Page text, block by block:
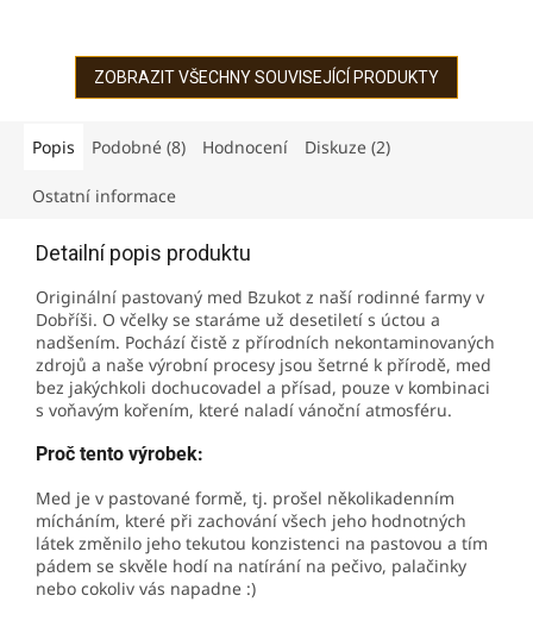
skořice. Mlsejte jen tak nebo
míchejte...
palačinkami. Výrazná...
ZOBRAZIT VŠECHNY SOUVISEJÍCÍ PRODUKTY
Popis Podobné (8) Hodnocení Diskuze (2)
Ostatní informace
Detailní popis produktu
Originální pastovaný med Bzukot z naší rodinné farmy v
Dobříši. O včelky se staráme už desetiletí s úctou a
nadšením. Pochází čistě z přírodních nekontaminovaných
zdrojů a naše výrobní procesy jsou šetrné k přírodě, med
bez jakýchkoli dochucovadel a přísad, pouze v kombinaci
s voňavým kořením, které naladí vánoční atmosféru.
Proč tento výrobek:
Med je v pastované formě, tj. prošel několikadenním
mícháním, které při zachování všech jeho hodnotných
látek změnilo jeho tekutou konzistenci na pastovou a tím
pádem se skvěle hodí na natírání na pečivo, palačinky
nebo cokoliv vás napadne :)